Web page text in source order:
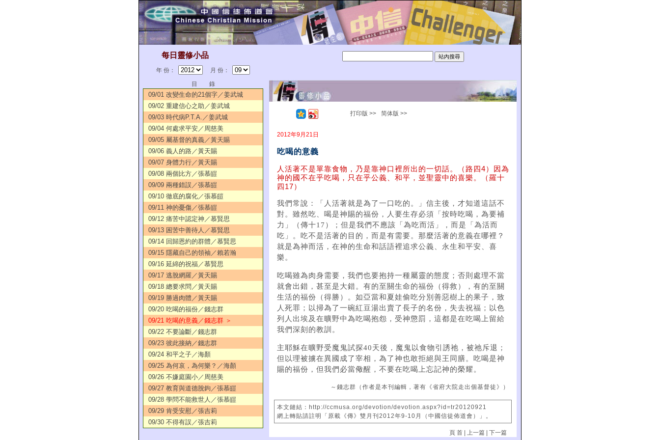
每日靈修小品
年 份：
月 份：
目 錄
09/01 改變生命的21個字／姜武城
09/02 重建信心之助／姜武城
09/03 時代病P.T.A.／姜武城
09/04 何處求平安／周慈美
09/05 屬基督的真義／黃天賜
09/06 義人的路／黃天賜
09/07 身體力行／黃天賜
09/08 兩個比方／張慕皚
09/09 兩種錯誤／張慕皚
09/10 徹底的腐化／張慕皚
09/11 神的憂傷／張慕皚
09/12 痛苦中認定神／慕賢思
09/13 困苦中善待人／慕賢思
09/14 回歸恩約的群體／慕賢思
09/15 隱藏自己的領袖／賴若瀚
09/16 延綿的祝福／慕賢思
09/17 逃脫網羅／黃天賜
09/18 總要求問／黃天賜
09/19 勝過肉體／黃天賜
09/20 吃喝的福份／錢志群
09/21 吃喝的意義／錢志群 ＞
09/22 不要論斷／錢志群
09/23 彼此接納／錢志群
09/24 和平之子／海顏
09/25 為何哀，為何樂？／海顏
09/26 不嫌庭園小／周慈美
09/27 教育與道德脫鉤／張慕皚
09/28 學問不能救世人／張慕皚
09/29 肯受安慰／張吉莉
09/30 不得有誤／張吉莉
打印版 >> 简体版 >>
2012年9月21日
吃喝的意義
人活著不是單靠食物，乃是靠神口裡所出的一切話。（路四4）因為
神的國不在乎吃喝，只在乎公義、和平，並聖靈中的喜樂。（羅十
四17）
我們常說：「人活著就是為了一口吃的。」信主後，才知道這話不
對。雖然吃、喝是神賜的福份，人要生存必須「按時吃喝，為要補
力」（傳十17）；但是我們不應該「為吃而活」，而是「為活而
吃」。吃不是活著的目的，而是有需要。那麼活著的意義在哪裡？
就是為神而活，在神的生命和話語裡追求公義、永生和平安、喜
樂。
吃喝雖為肉身需要，我們也要抱持一種屬靈的態度；否則處理不當
就會出錯，甚至是大錯。有的至關生命的福份（得救），有的至關
生活的福份（得勝）。如亞當和夏娃偷吃分別善惡樹上的果子，致
人死罪；以掃為了一碗紅豆湯出賣了長子的名份，失去祝福；以色
列人出埃及在曠野中為吃喝抱怨，受神懲罰，這都是在吃喝上留給
我們深刻的教訓。
主耶穌在曠野受魔鬼試探40天後，魔鬼以食物引誘祂，被祂斥退；
但以理被擄在異國成了宰相，為了神也敢拒絕與王同膳。吃喝是神
賜的福份，但我們必當儆醒，不要在吃喝上忘記神的榮耀。
～錢志群（作者是本刊編輯，著有《省府大院走出個基督徒》）
本文鏈結：http://ccmusa.org/devotion/devotion.aspx?id=tr20120921
網上轉貼請註明「原載《傳》雙月刊2012年9-10月（中國信徒佈道會）」。
頁 首 |上一篇 |下一篇